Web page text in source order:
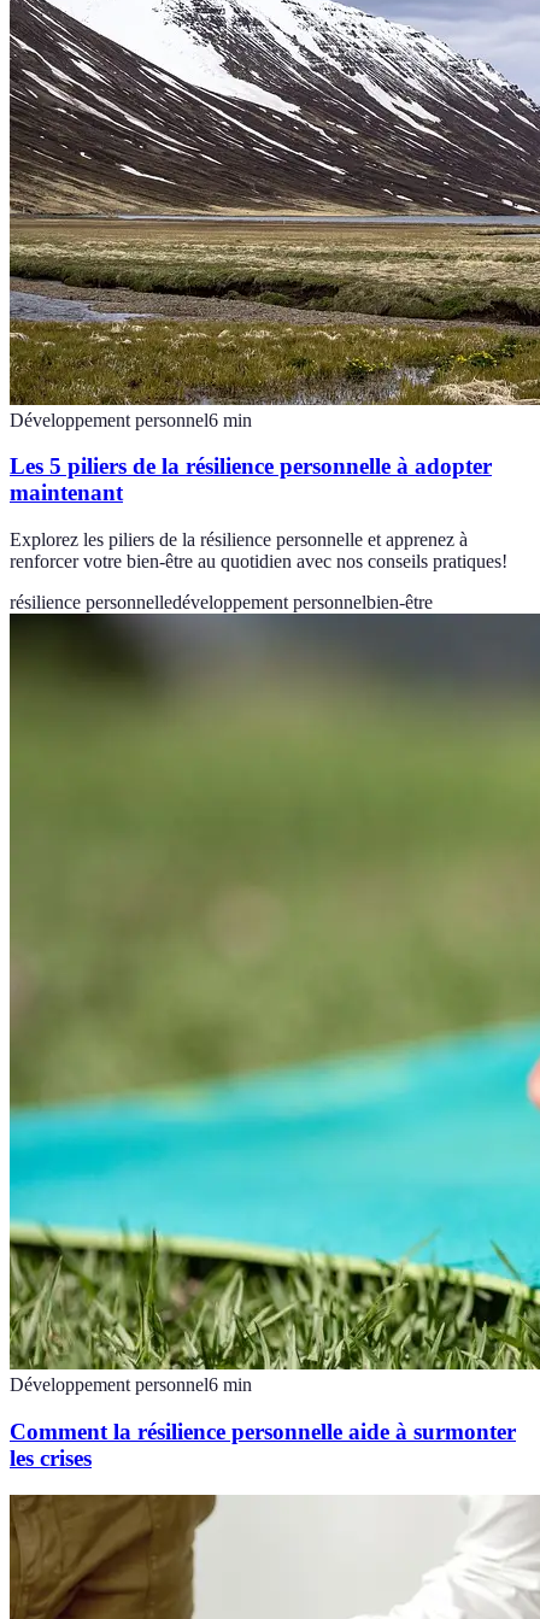
Développement personnel6 min
Les 5 piliers de la résilience personnelle à adopter
maintenant
Explorez les piliers de la résilience personnelle et apprenez à
renforcer votre bien-être au quotidien avec nos conseils pratiques!
résilience personnelledéveloppement personnelbien-être
Développement personnel6 min
Comment la résilience personnelle aide à surmonter
les crises